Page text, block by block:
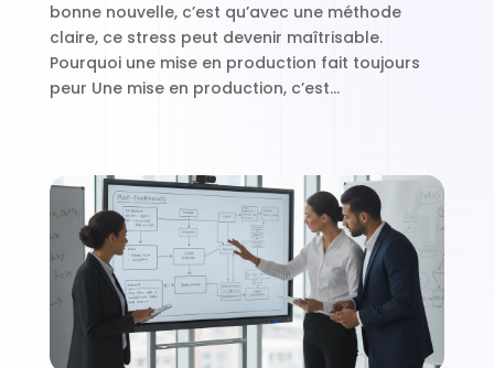
bonne nouvelle, c’est qu’avec une méthode
claire, ce stress peut devenir maîtrisable.
Pourquoi une mise en production fait toujours
peur Une mise en production, c’est...